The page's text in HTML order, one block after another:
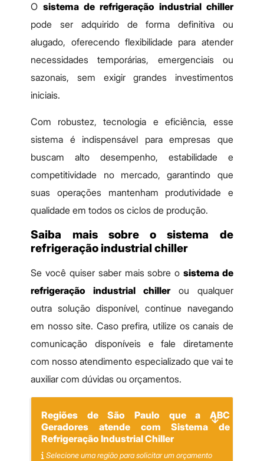
Osistema de refrigeração industrial chiller
pode ser adquirido de forma definitiva ou
alugado, oferecendo flexibilidade para atender
necessidades temporárias, emergenciais ou
sazonais, sem exigir grandes investimentos
iniciais.
Com robustez, tecnologia e eficiência, esse
sistema é indispensável para empresas que
buscam alto desempenho, estabilidade e
competitividade no mercado, garantindo que
suas operações mantenham produtividade e
qualidade em todos os ciclos de produção.
Saiba mais sobre o sistema de
refrigeração industrial chiller
Se você quiser saber mais sobre o sistema de
refrigeração industrial chillerou qualquer
outra solução disponível, continue navegando
em nosso site. Caso prefira, utilize os canais de
comunicação disponíveis e fale diretamente
com nosso atendimento especializado que vai te
auxiliar com dúvidas ou orçamentos.
Regiões de São Paulo que a ABC
Geradores atende com Sistema de
Refrigeração Industrial Chiller
Selecione uma região para solicitar um orçamento